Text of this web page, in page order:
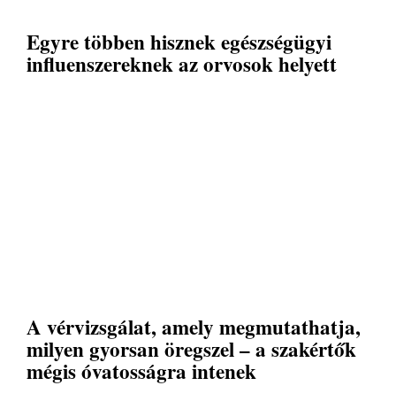
Egyre többen hisznek egészségügyi
influenszereknek az orvosok helyett
A vérvizsgálat, amely megmutathatja,
milyen gyorsan öregszel – a szakértők
mégis óvatosságra intenek